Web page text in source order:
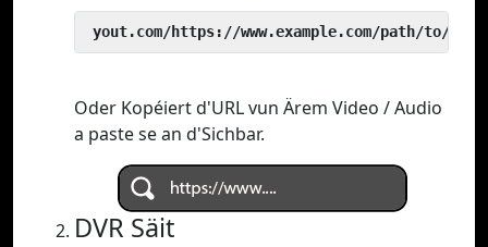
yout.com/https://www.example.com/path/to/
Oder Kopéiert d'URL vun Ärem Video / Audio
a paste se an d'Sichbar.
DVR Säit